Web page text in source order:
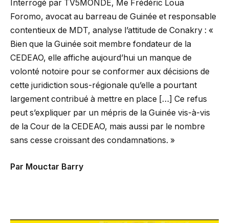
Interrogé par TV5MONDE, Me Frédéric Loua
Foromo, avocat au barreau de Guinée et responsable
contentieux de MDT, analyse l’attitude de Conakry : «
Bien que la Guinée soit membre fondateur de la
CEDEAO, elle affiche aujourd’hui un manque de
volonté notoire pour se conformer aux décisions de
cette juridiction sous-régionale qu’elle a pourtant
largement contribué à mettre en place […] Ce refus
peut s’expliquer par un mépris de la Guinée vis-à-vis
de la Cour de la CEDEAO, mais aussi par le nombre
sans cesse croissant des condamnations. »
Par Mouctar Barry